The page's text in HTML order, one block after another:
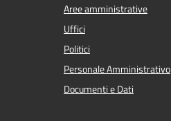
Aree amministrative
Uffici
Politici
Personale Amministrativo
Documenti e Dati